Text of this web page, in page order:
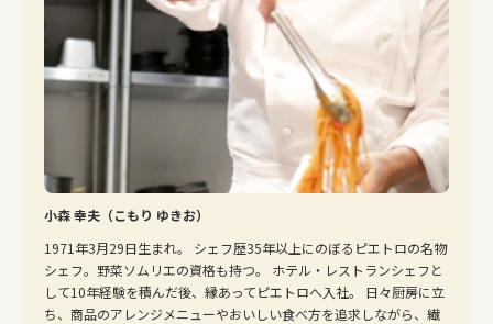
小森 幸夫（こもり ゆきお）
1971年3月29日生まれ。 シェフ歴35年以上にのぼるピエトロの名物
シェフ。野菜ソムリエの資格も持つ。 ホテル・レストランシェフと
して10年経験を積んだ後、縁あってピエトロへ入社。 日々厨房に立
ち、商品のアレンジメニューやおいしい食べ方を追求しながら、繊